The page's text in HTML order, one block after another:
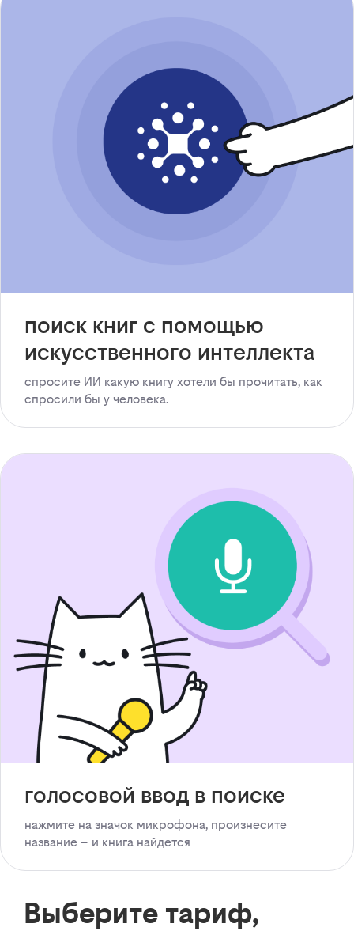
поиск книг с помощью
искусственного интеллекта
спросите ИИ какую книгу хотели бы прочитать, как
спросили бы у человека.
голосовой ввод в поиске
нажмите на значок микрофона, произнесите
название – и книга найдется
Выберите тариф,